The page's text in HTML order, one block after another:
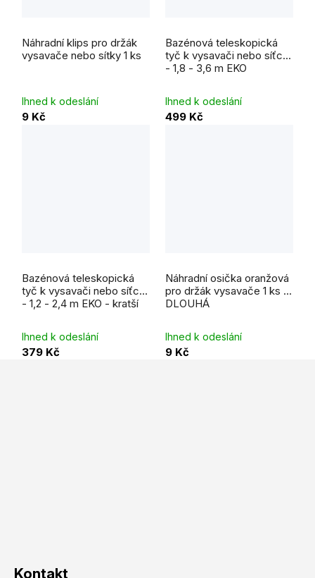
Náhradní klips pro držák
vysavače nebo sítky 1 ks
Ihned k odeslání
9 Kč
Bazénová teleskopická
tyč k vysavači nebo síťce
- 1,8 - 3,6 m EKO
hodnocení
produktu
je
4,6
z
Ihned k odeslání
499 Kč
Bazénová teleskopická
tyč k vysavači nebo síťce
- 1,2 - 2,4 m EKO - kratší
hodnocení
produktu
je
5,0
z
Ihned k odeslání
379 Kč
Náhradní osička oranžová
pro držák vysavače 1 ks -
DLOUHÁ
Ihned k odeslání
9 Kč
Kontakt